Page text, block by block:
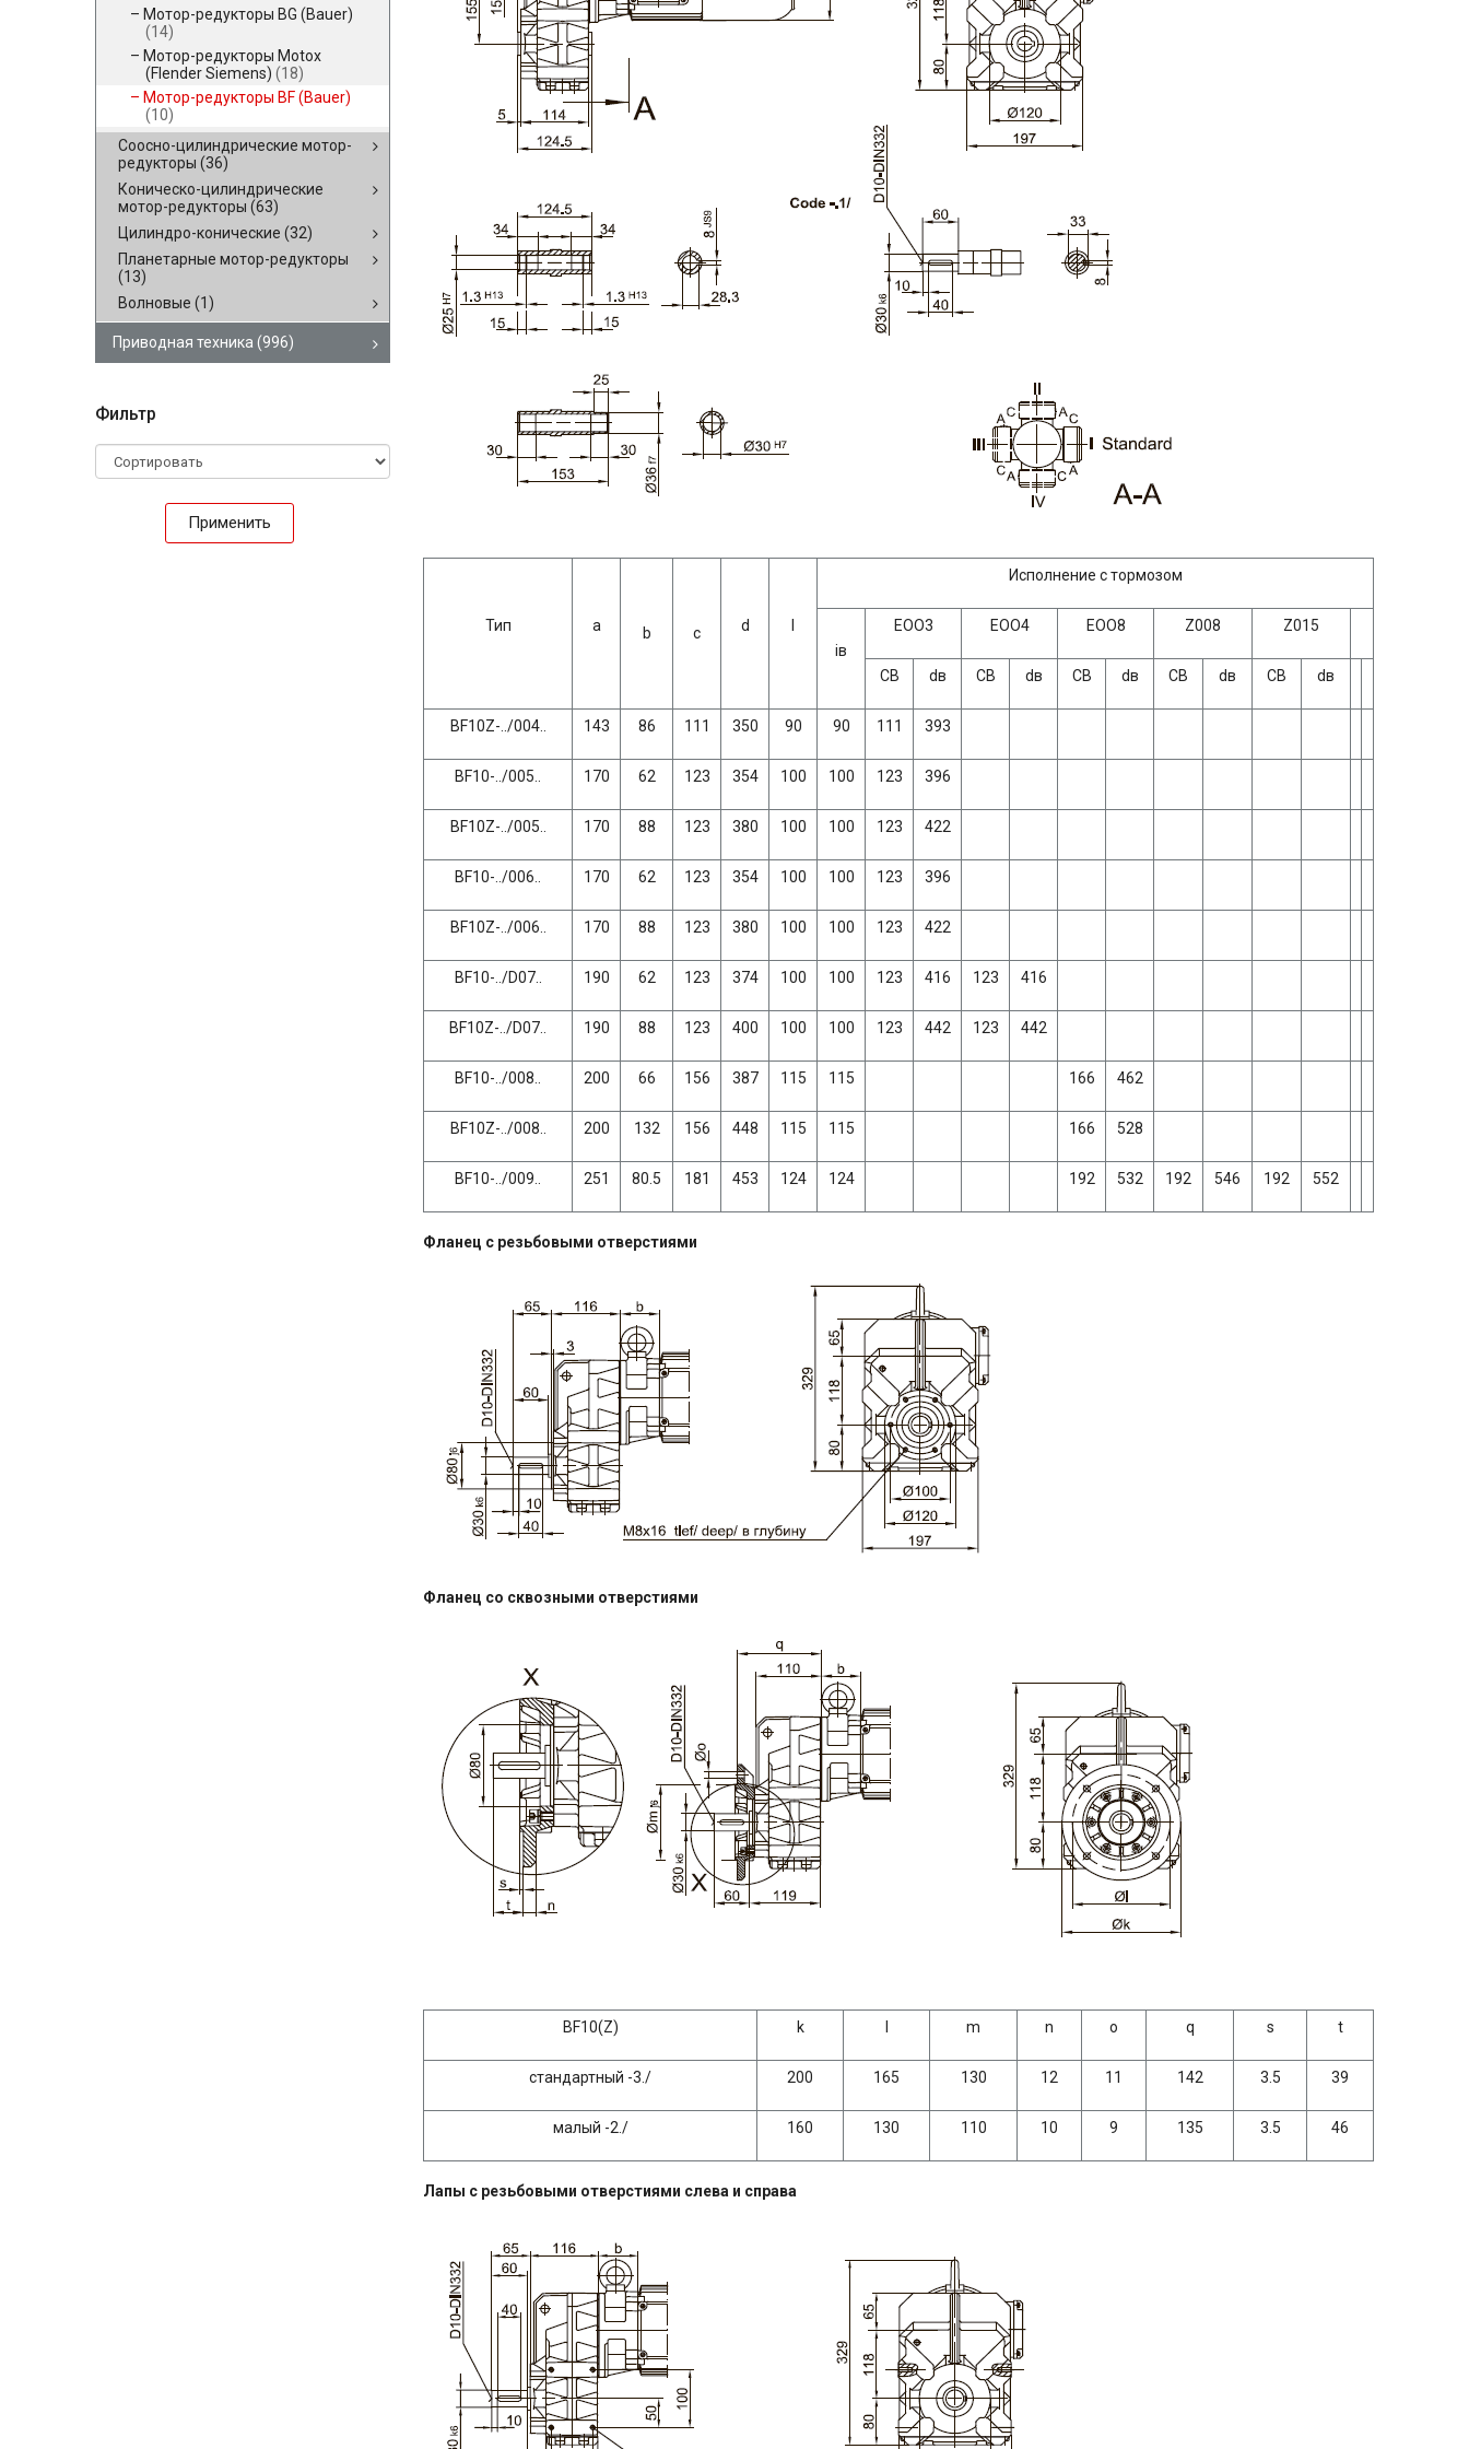
Мотор-редукторы BG (Bauer)
(14)
Мотор-редукторы Motox
(Flender Siemens) (18)
Мотор-редукторы BF (Bauer)
(10)
Соосно-цилиндрические мотор-
редукторы (36)
Коническо-цилиндрические
мотор-редукторы (63)
Цилиндро-конические (32)
Планетарные мотор-редукторы
(13)
Волновые (1)
Приводная техника (996)
Фильтр
Применить
Тип а b c d
Исполнение с тормозом
iв
ЕОО3 ЕОО4 ЕОО8 Z008 Z015
СВ dв СВ dв СВ dв СВ dв СВ dв
BF10Z-../004.. 143 86 111 350 90 90 111 393
BF10-../005.. 170 62 123 354 100 100 123 396
BF10Z-../005.. 170 88 123 380 100 100 123 422
BF10-../006.. 170 62 123 354 100 100 123 396
BF10Z-../006.. 170 88 123 380 100 100 123 422
BF10-../D07.. 190 62 123 374 100 100 123 416 123 416
BF10Z-../D07.. 190 88 123 400 100 100 123 442 123 442
BF10-../008.. 200 66 156 387 115 115 166 462
BF10Z-../008.. 200 132 156 448 115 115 166 528
BF10-../009.. 251 80.5 181 453 124 124 192 532 192 546 192 552
Фланец с резьбовыми отверстиями
Фланец со сквозными отверстиями
BF10(Z) k m n о q s t
стандартный -3./ 200 165 130 12 11 142 3.5 39
малый -2./ 160 130 110 10 9 135 3.5 46
Лапы с резьбовыми отверстиями слева и справа